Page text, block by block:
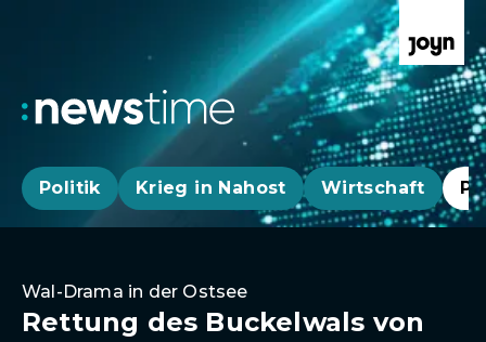
Politik Krieg in Nahost Wirtschaft
Wal-Drama in der Ostsee
Rettung des Buckelwals von